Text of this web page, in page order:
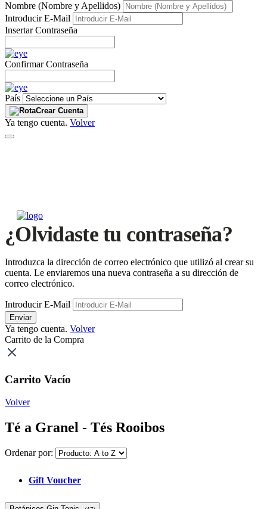
Nombre (Nombre y Apellidos)
Introducir E-Mail
Insertar Contraseña
Confirmar Contraseña
País
Crear Cuenta
Ya tengo cuenta. Volver
¿Olvidaste tu contraseña?
Introduzca la dirección de correo electrónico que utilizó al crear su
cuenta. Le enviaremos una nueva contraseña a su dirección de
correo electrónico.
Introducir E-Mail
Enviar
Ya tengo cuenta. Volver
Carrito de la Compra
Carrito Vacío
Volver
Té a Granel - Tés Rooibos
Ordenar por:
Gift Voucher